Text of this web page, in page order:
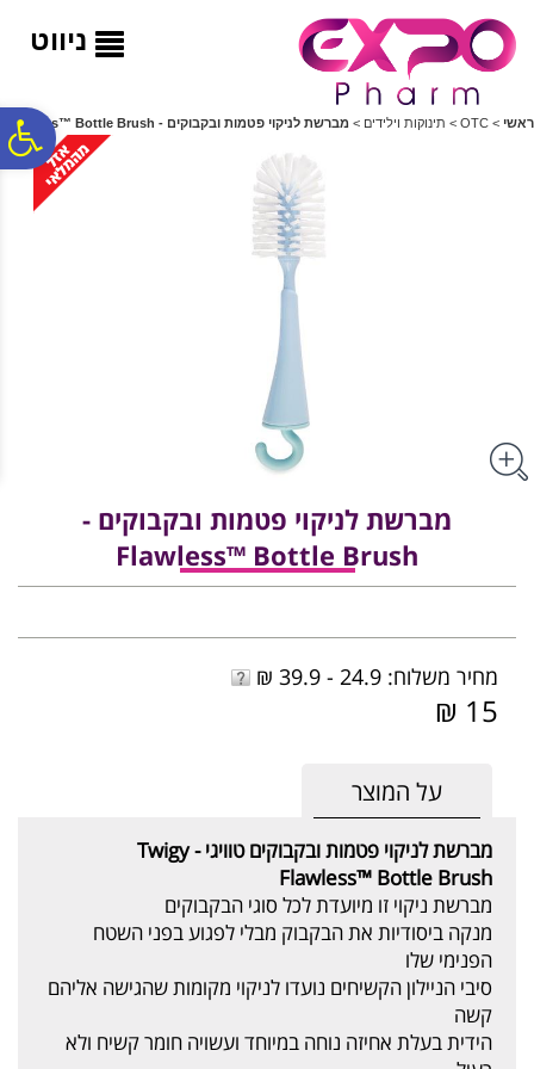
ניווט
ראשי >
OTC
> תינוקות וילידים > מברשת לניקוי פטמות ובקבוקים - Flawless™ Bottle Brush
מברשת לניקוי פטמות ובקבוקים -
Flawless™ Bottle Brush
מחיר משלוח: 24.9 - 39.9 ₪
15 ₪
על המוצר
מברשת לניקוי פטמות ובקבוקים טוויגי - Twigy
Flawless™ Bottle Brush
מברשת ניקוי זו מיועדת לכל סוגי הבקבוקים
מנקה ביסודיות את הבקבוק מבלי לפגוע בפני השטח
הפנימי שלו
סיבי הניילון הקשיחים נועדו לניקוי מקומות שהגישה אליהם
קשה
הידית בעלת אחיזה נוחה במיוחד ועשויה חומר קשיח ולא